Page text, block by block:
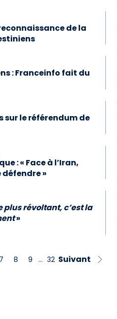
de la
: Franceinfo fait du
sur le référendum de
: « Face à l’Iran,
défendre »
plus révoltant, c’est la
»
7 8 9 … 32 Suivant